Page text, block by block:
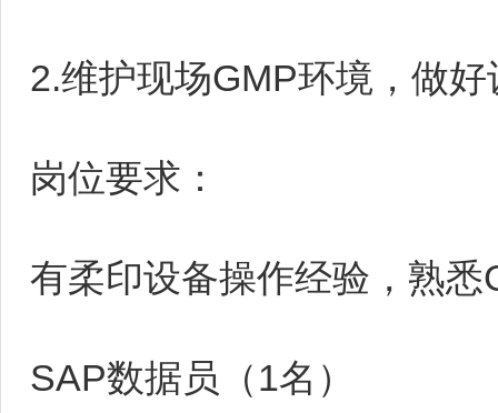
2.维护现场GMP环境，做
岗位要求：
有柔印设备操作经验，熟
SAP数据员（1名）